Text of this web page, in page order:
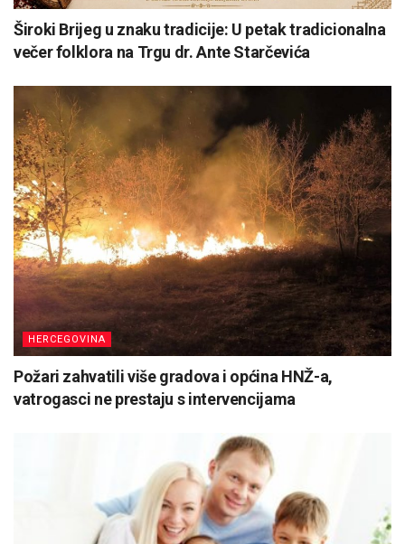
Široki Brijeg u znaku tradicije: U petak tradicionalna
večer folklora na Trgu dr. Ante Starčevića
HERCEGOVINA
Požari zahvatili više gradova i općina HNŽ-a,
vatrogasci ne prestaju s intervencijama